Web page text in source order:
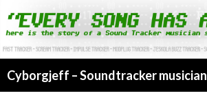
Cyborgjeff – Soundtracker musician